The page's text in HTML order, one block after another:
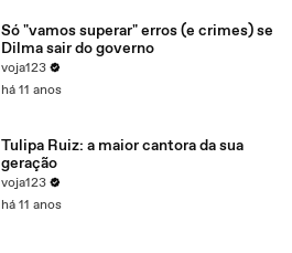
Só "vamos superar" erros (e crimes) se
Dilma sair do governo
voja123
há 11 anos
Tulipa Ruiz: a maior cantora da sua
geração
voja123
há 11 anos